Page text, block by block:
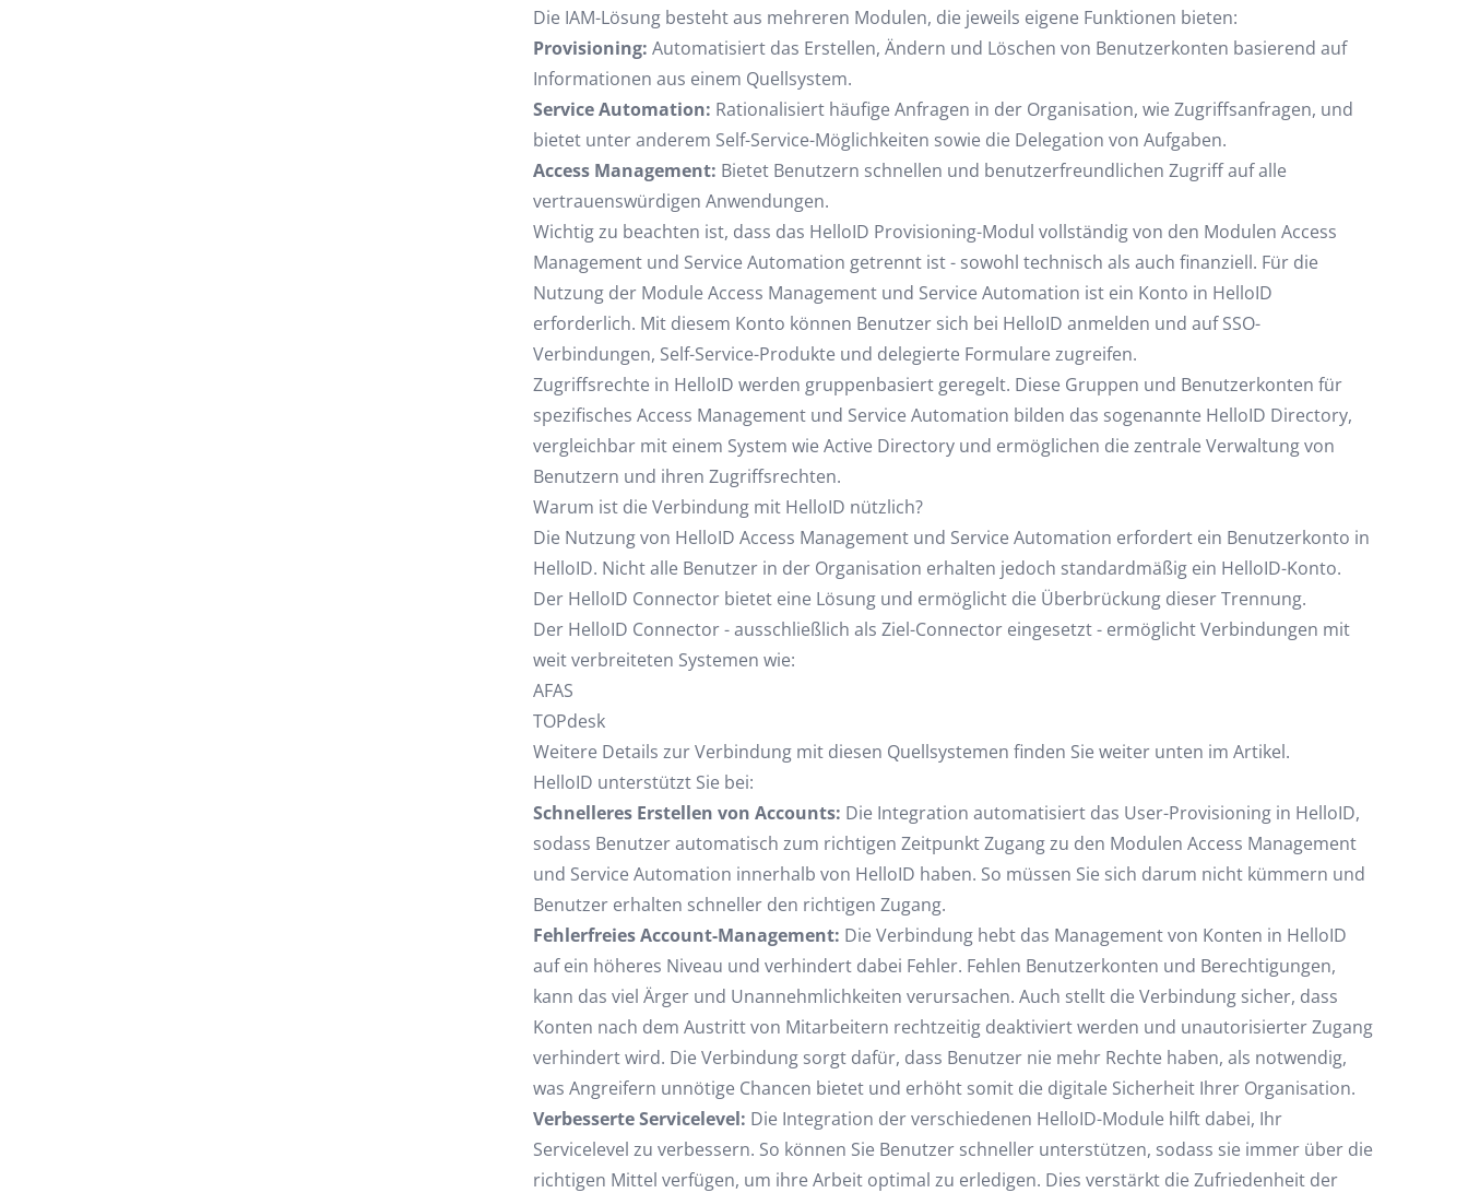
Die IAM-Lösung besteht aus mehreren Modulen, die jeweils eigene Funktionen bieten:
Provisioning: Automatisiert das Erstellen, Ändern und Löschen von Benutzerkonten basierend auf
Informationen aus einem Quellsystem.
Service Automation: Rationalisiert häufige Anfragen in der Organisation, wie Zugriffsanfragen, und
bietet unter anderem Self-Service-Möglichkeiten sowie die Delegation von Aufgaben.
Access Management: Bietet Benutzern schnellen und benutzerfreundlichen Zugriff auf alle
vertrauenswürdigen Anwendungen.
Wichtig zu beachten ist, dass das HelloID Provisioning-Modul vollständig von den Modulen Access
Management und Service Automation getrennt ist - sowohl technisch als auch finanziell. Für die
Nutzung der Module Access Management und Service Automation ist ein Konto in HelloID
erforderlich. Mit diesem Konto können Benutzer sich bei HelloID anmelden und auf SSO-
Verbindungen, Self-Service-Produkte und delegierte Formulare zugreifen.
Zugriffsrechte in HelloID werden gruppenbasiert geregelt. Diese Gruppen und Benutzerkonten für
spezifisches Access Management und Service Automation bilden das sogenannte HelloID Directory,
vergleichbar mit einem System wie Active Directory und ermöglichen die zentrale Verwaltung von
Benutzern und ihren Zugriffsrechten.
Warum ist die Verbindung mit HelloID nützlich?
Die Nutzung von HelloID Access Management und Service Automation erfordert ein Benutzerkonto in
HelloID. Nicht alle Benutzer in der Organisation erhalten jedoch standardmäßig ein HelloID-Konto.
Der HelloID Connector bietet eine Lösung und ermöglicht die Überbrückung dieser Trennung.
Der HelloID Connector - ausschließlich als Ziel-Connector eingesetzt - ermöglicht Verbindungen mit
weit verbreiteten Systemen wie:
AFAS
TOPdesk
Weitere Details zur Verbindung mit diesen Quellsystemen finden Sie weiter unten im Artikel.
HelloID unterstützt Sie bei:
Schnelleres Erstellen von Accounts: Die Integration automatisiert das User-Provisioning in HelloID,
sodass Benutzer automatisch zum richtigen Zeitpunkt Zugang zu den Modulen Access Management
und Service Automation innerhalb von HelloID haben. So müssen Sie sich darum nicht kümmern und
Benutzer erhalten schneller den richtigen Zugang.
Fehlerfreies Account-Management: Die Verbindung hebt das Management von Konten in HelloID
auf ein höheres Niveau und verhindert dabei Fehler. Fehlen Benutzerkonten und Berechtigungen,
kann das viel Ärger und Unannehmlichkeiten verursachen. Auch stellt die Verbindung sicher, dass
Konten nach dem Austritt von Mitarbeitern rechtzeitig deaktiviert werden und unautorisierter Zugang
verhindert wird. Die Verbindung sorgt dafür, dass Benutzer nie mehr Rechte haben, als notwendig,
was Angreifern unnötige Chancen bietet und erhöht somit die digitale Sicherheit Ihrer Organisation.
Verbesserte Servicelevel: Die Integration der verschiedenen HelloID-Module hilft dabei, Ihr
Servicelevel zu verbessern. So können Sie Benutzer schneller unterstützen, sodass sie immer über die
richtigen Mittel verfügen, um ihre Arbeit optimal zu erledigen. Dies verstärkt die Zufriedenheit der